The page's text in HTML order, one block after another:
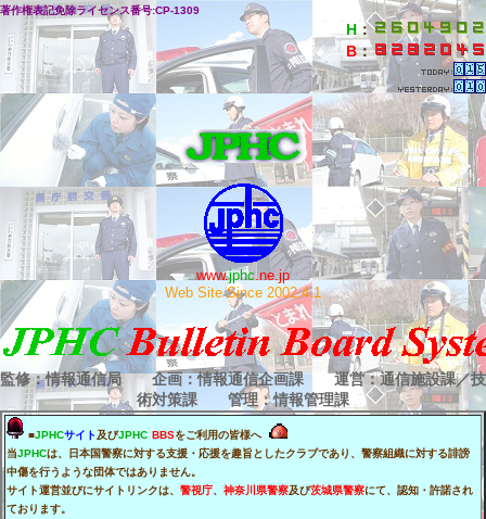
著作権表記免除ライセンス番号:CP-1309
H ：
B：
www.jphc.ne.jp
Web Site Since 2002.4.1
監修：情報通信局 企画：情報通信企画課 運営：通信施設課／技
術対策課 管理：情報管理課
■JPHCサイト 及びJPHC BBSをご利用の皆様へ
当JPHCは、日本国警察に対する支援・応援を趣旨としたクラブであり、警察組織に対する誹謗
中傷を行うような団体ではありません。
サイト運営並びにサイトリンクは、 警視庁、 神奈川県警察及び茨城県警察にて、認知・許諾され
ております。